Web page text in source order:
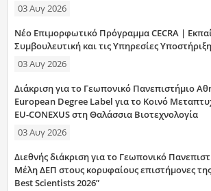
03 Αυγ 2026
Νέο Επιμορφωτικό Πρόγραμμα CECRA |
Συμβουλευτική και τις Υπηρεσίες
03 Αυγ 2026
Διάκριση για το Γεωπονικό Πανεπιστήμιο
European Degree Label για το Κοινό
EU-CONEXUS στη Θαλάσσια Βιοτεχνολογία
03 Αυγ 2026
Διεθνής διάκριση για το Γεωπονικό
Μέλη ΔΕΠ στους κορυφαίους επιστήμονες
Best Scientists 2026”